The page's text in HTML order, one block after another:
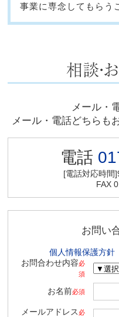
事業に専念してもらう
メール・
メール・電話どちらも
電話
[電話対応時間
FAX
お問い
個人情報保護方針
お問合わせ内容必
須
お名前必須
メールアドレス 必